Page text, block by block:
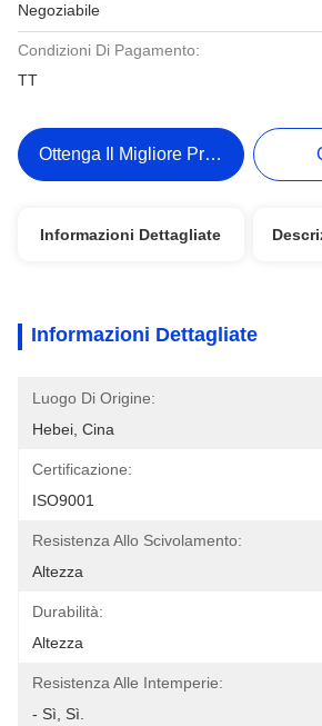
Negoziabile
Condizioni Di Pagamento:
TT
Ottenga Il Migliore Prezzo
Informazioni Dettagliate
Informazioni Dettagliate
Luogo Di Origine:
Hebei, Cina
Certificazione:
ISO9001
Resistenza Allo Scivolamento:
Altezza
Durabilità:
Altezza
Resistenza Alle Intemperie:
- Sì, Sì.